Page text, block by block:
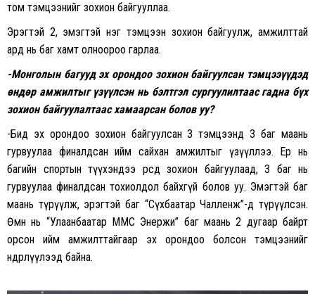
том тэмцээнийг зохион байгууллаа.
Эрэгтэй 2, эмэгтэй нэг тэмцээн зохион байгуулж, амжилттай
ард нь баг хамт олноороо гарлаа.
-Монголын багууд эх орондоо зохион байгуулсан тэмцээүүдэд
өндөр амжилтыг үзүүлсэн нь бэлтгэл сургуулилтаас гадна бүх
зохион байгуулалтаас хамаарсан болов уу?
-Бид эх орондоо зохион байгуулсан 3 тэмцээнд 3 баг маань
гурвуулаа финалдсан ийм сайхан амжилтыг үзүүллээ. Ер нь
багийн спортын түүхэндээ өөрсдөө зохион байгуулаад, 3 баг нь
гурвуулаа финалдсан тохиолдол байхгүй болов уу. Эмэгтэй баг
маань түрүүлж, эрэгтэй баг “Сүхбаатар Чалленж”-д түрүүлсэн.
Өмнө нь “Улаанбаатар ММС Энержи” баг маань 2 дугаар байрт
орсон ийм амжилттайгаар эх орондоо болсон тэмцээнийг
өндөрлүүлээд байна.